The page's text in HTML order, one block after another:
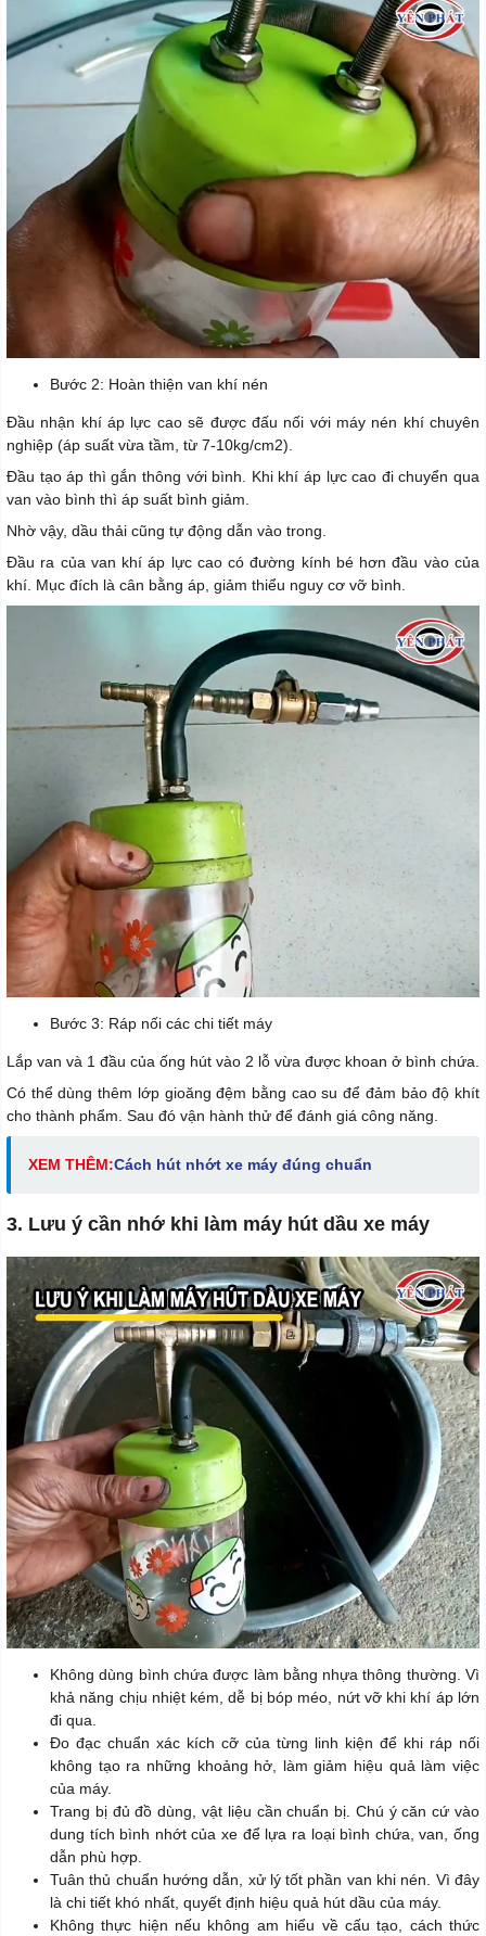
Bước 2: Hoàn thiện van khí nén
Đầu nhận khí áp lực cao sẽ được đấu nối với máy nén khí chuyên
nghiệp (áp suất vừa tầm, từ 7-10kg/cm2).
Đầu tạo áp thì gắn thông với bình. Khi khí áp lực cao đi chuyển qua
van vào bình thì áp suất bình giảm.
Nhờ vậy, dầu thải cũng tự động dẫn vào trong.
Đầu ra của van khí áp lực cao có đường kính bé hơn đầu vào của
khí. Mục đích là cân bằng áp, giảm thiểu nguy cơ vỡ bình.
Bước 3: Ráp nối các chi tiết máy
Lắp van và 1 đầu của ống hút vào 2 lỗ vừa được khoan ở bình chứa.
Có thể dùng thêm lớp gioăng đệm bằng cao su để đảm bảo độ khít
cho thành phẩm. Sau đó vận hành thử để đánh giá công năng.
XEM THÊM:Cách hút nhớt xe máy đúng chuẩn
3. Lưu ý cần nhớ khi làm máy hút dầu xe máy
Không dùng bình chứa được làm bằng nhựa thông thường. Vì
khả năng chịu nhiệt kém, dễ bị bóp méo, nứt vỡ khi khí áp lớn
đi qua.
Đo đạc chuẩn xác kích cỡ của từng linh kiện để khi ráp nối
không tạo ra những khoảng hở, làm giảm hiệu quả làm việc
của máy.
Trang bị đủ đồ dùng, vật liệu cần chuẩn bị. Chú ý căn cứ vào
dung tích bình nhớt của xe để lựa ra loại bình chứa, van, ống
dẫn phù hợp.
Tuân thủ chuẩn hướng dẫn, xử lý tốt phần van khi nén. Vì đây
là chi tiết khó nhất, quyết định hiệu quả hút dầu của máy.
Không thực hiện nếu không am hiểu về cấu tạo, cách thức